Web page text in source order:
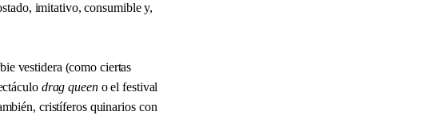
imitativo, consumible y,
vestidera (como ciertas
drag queeno el festival
cristíferos quinarios con